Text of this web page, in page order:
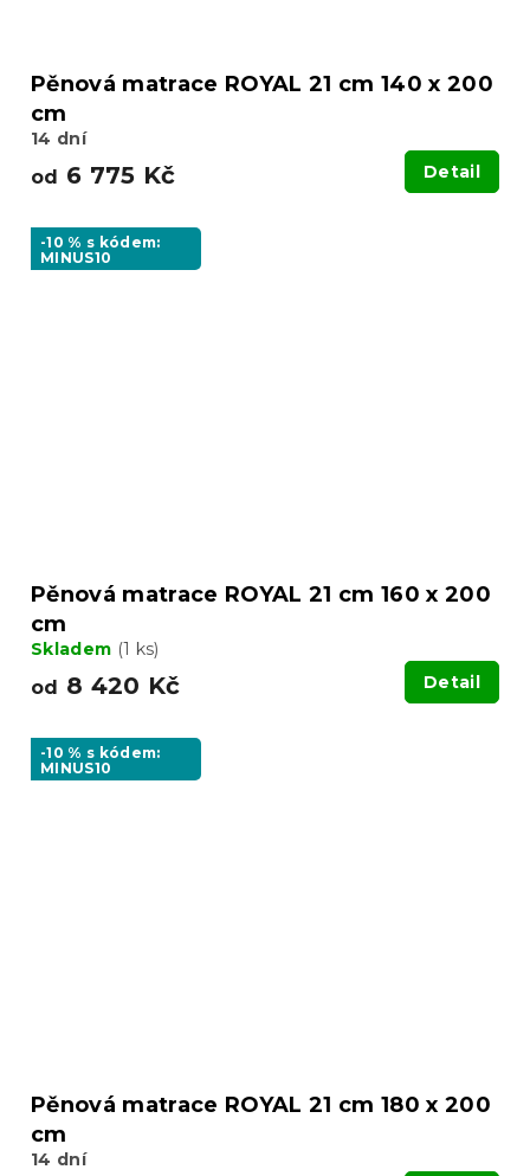
Pěnová matrace ROYAL 21 cm 140 x 200
cm
14 dní
od 6 775 Kč Detail
-10 % s kódem:
MINUS10
Pěnová matrace ROYAL 21 cm 160 x 200
cm
Skladem (1 ks)
od 8 420 Kč Detail
-10 % s kódem:
MINUS10
Pěnová matrace ROYAL 21 cm 180 x 200
cm
14 dní